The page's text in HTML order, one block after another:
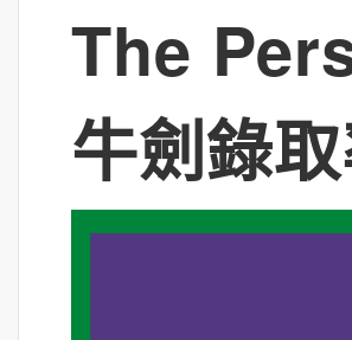
The
牛劍錄